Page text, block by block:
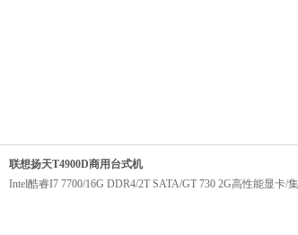
联想扬天T4900D商用台式机
Intel酷睿I7 7700/16G DDR4/2T SATA/GT 730 2G高性能显卡/